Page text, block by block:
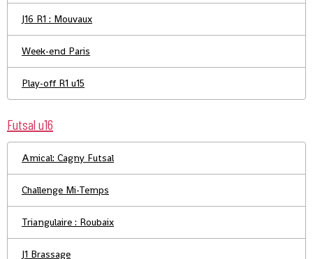
J16 R1 : Mouvaux
Week-end Paris
Play-off R1 u15
Futsal u16
Amical: Cagny Futsal
Challenge Mi-Temps
Triangulaire : Roubaix
J1 Brassage